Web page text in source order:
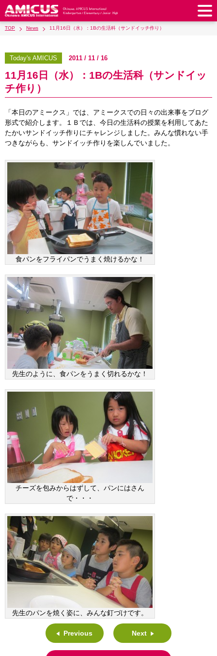
Philosophy & Vision
Faculty & Staff School Song & Symbol
AMICUS SUMMER SCHOOL
Facilities School Expenses
History & School Profile Recruitment
Special Education
Kindergarten
Kindergarten After School Care for Kinder
School Uniforms Support Lunch
School Bus SHinE (PTA)
Elementary School
After-School Care Program School Uniforms
Support Lunch School Bus
SHinE（PTA） School Expenses
Admissions
JH Study Club After Graduation
Support Lunch
SHinE（PTA）
School Expenses Admissions
Admissions
Current AMICUS Parents
日本語
Close
TOP News 11月16日（水）：1Bの生活科（サンドイッチ作り）
Today's AMICUS 2011 / 11 / 16
11月16日（水）：1Bの生活科（サンドイッ
チ作り）
「本日のアミークス」では、アミークスでの日々の出来事をブログ
形式で紹介します。１Ｂでは、今日の生活科の授業を利用してあた
たかいサンドイッチ作りにチャレンジしました。みんな慣れない手
つきながらも、サンドイッチ作りを楽しんでいました。
食パンをフライパンでうまく焼けるかな！
先生のように、食パンをうまく切れるかな！
チーズを包みからはずして、パンにはさん
で・・・
先生のパンを焼く姿に、みんな釘づけです。
Previous Next